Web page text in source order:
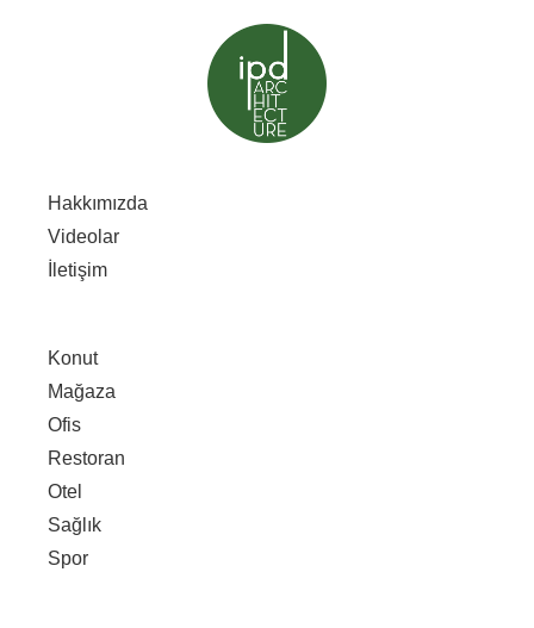
Hakkımızda
Videolar
İletişim
Konut
Mağaza
Ofis
Restoran
Otel
Sağlık
Spor